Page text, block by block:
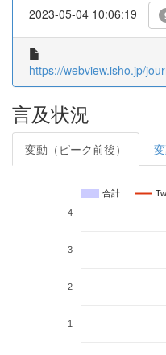
2023-05-04 10:06:19
https://webview.isho.jp/
言及状況
変動（ピーク前後）
合計
1
2
3
4